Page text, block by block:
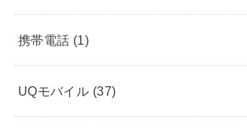
携帯電話 (1)
UQモバイル (37)